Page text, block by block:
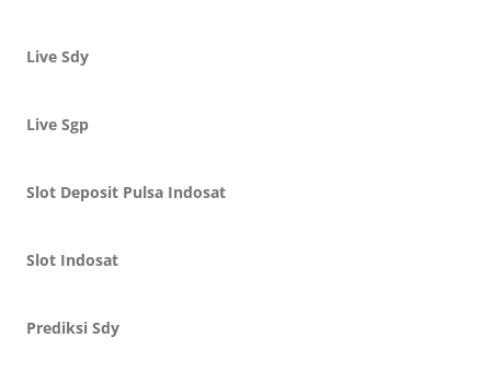
Live Sdy
Live Sgp
Slot Deposit Pulsa Indosat
Slot Indosat
Prediksi Sdy